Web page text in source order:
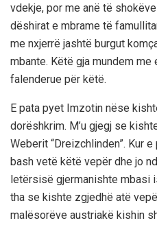
vdekje, por me anë të
dëshirat e mbrame të
me nxjerrë jashtë burgut
mbante. Këtë gja mundem
falenderue për këtë.
E pata pyet Imzotin nëse
dorëshkrim. M’u gjegj se
Weberit “Dreizchlinden”. Kur
bash vetë këtë vepër dhe jo
letërsisë gjermanishte mbasi
tha se kishte zgjedhë atë
malësorëve austriakë kishin